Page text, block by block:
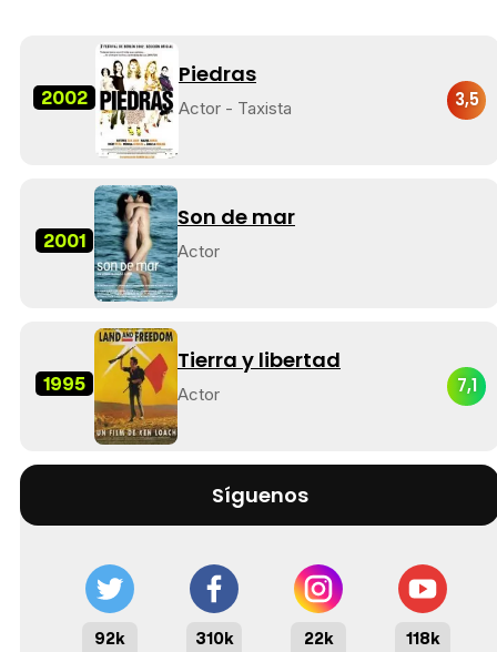
2002
Piedras
Actor - Taxista 3,5
2001
Son de mar
Actor
1995
Tierra y libertad
Actor 7,1
Síguenos
92k 310k 22k 118k